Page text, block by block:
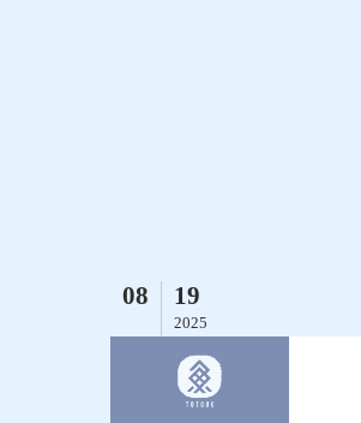
08 19
2025